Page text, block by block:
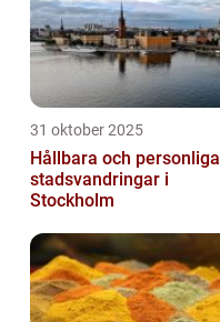
31 oktober 2025
Hållbara och personliga
stadsvandringar i
Stockholm